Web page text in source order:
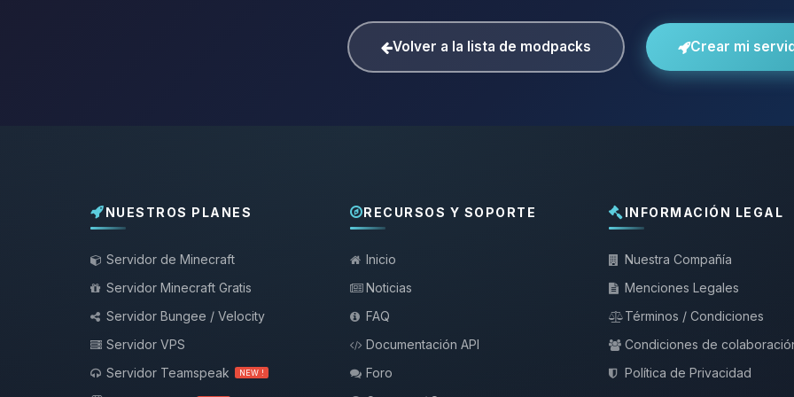
Volver a la lista de modpacks Crear mi
NUESTROS PLANES
Servidor de Minecraft
Servidor Minecraft Gratis
Servidor Bungee / Velocity
Servidor VPS
Servidor Teamspeak
NEW !
RECURSOS Y SOPORTE
Inicio
Noticias
FAQ
Documentación API
Foro
INFORMACIÓN LEGAL
Nuestra Compañía
Menciones Legales
Términos / Condiciones
Condiciones de
Política de Privacidad